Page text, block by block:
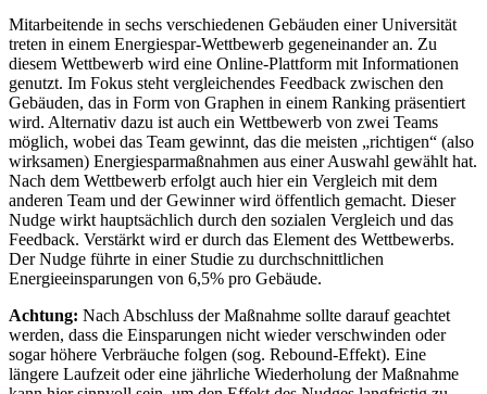
Mitarbeitende in sechs verschiedenen Gebäuden einer Universität
treten in einem Energiespar-Wettbewerb gegeneinander an. Zu
diesem Wettbewerb wird eine Online-Plattform mit Informationen
genutzt. Im Fokus steht vergleichendes Feedback zwischen den
Gebäuden, das in Form von Graphen in einem Ranking präsentiert
wird. Alternativ dazu ist auch ein Wettbewerb von zwei Teams
möglich, wobei das Team gewinnt, das die meisten „richtigen“ (also
wirksamen) Energiesparmaßnahmen aus einer Auswahl gewählt hat.
Nach dem Wettbewerb erfolgt auch hier ein Vergleich mit dem
anderen Team und der Gewinner wird öffentlich gemacht. Dieser
Nudge wirkt hauptsächlich durch den sozialen Vergleich und das
Feedback. Verstärkt wird er durch das Element des Wettbewerbs.
Der Nudge führte in einer Studie zu durchschnittlichen
Energieeinsparungen von 6,5% pro Gebäude.
Achtung: Nach Abschluss der Maßnahme sollte darauf geachtet
werden, dass die Einsparungen nicht wieder verschwinden oder
sogar höhere Verbräuche folgen (sog. Rebound-Effekt). Eine
längere Laufzeit oder eine jährliche Wiederholung der Maßnahme